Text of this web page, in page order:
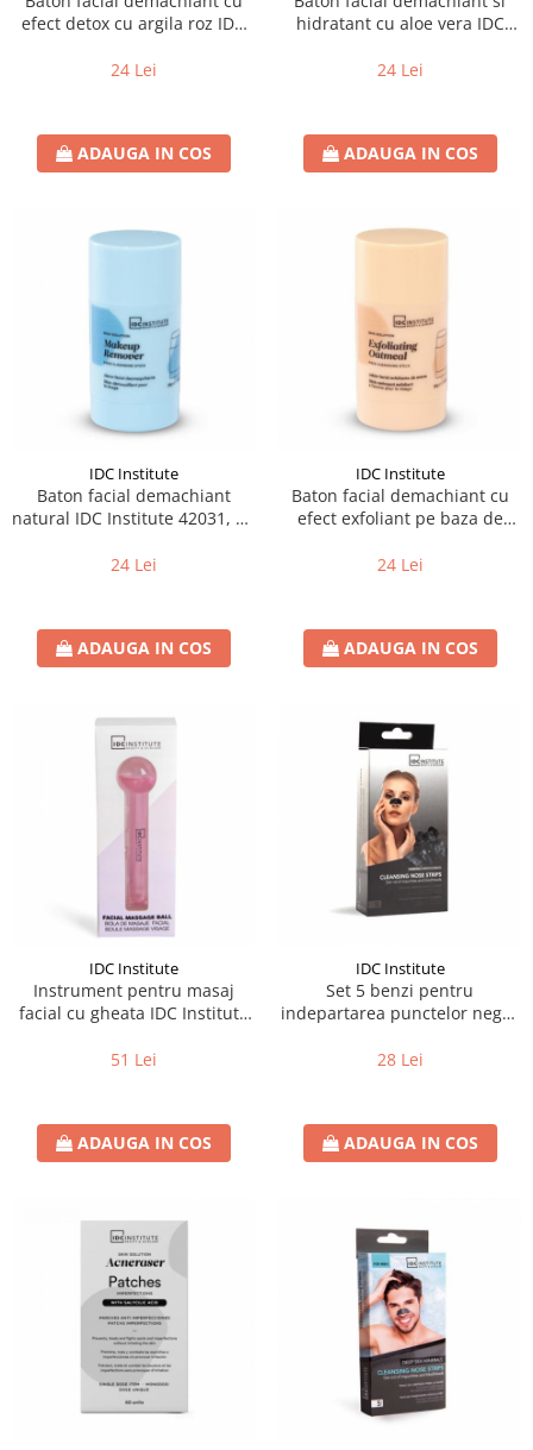
efect detox cu argila roz IDC
24 Lei
ADAUGA IN COS
hidratant cu aloe vera IDC
24 Lei
ADAUGA IN COS
IDC Institute
Baton facial demachiant
natural IDC Institute 42031, 25
24 Lei
ADAUGA IN COS
IDC Institute
Baton facial demachiant cu
efect exfoliant pe baza de
24 Lei
ADAUGA IN COS
IDC Institute
Instrument pentru masaj
facial cu gheata IDC Institute
51 Lei
ADAUGA IN COS
IDC Institute
Set 5 benzi pentru
indepartarea punctelor negre
7700
28 Lei
ADAUGA IN COS